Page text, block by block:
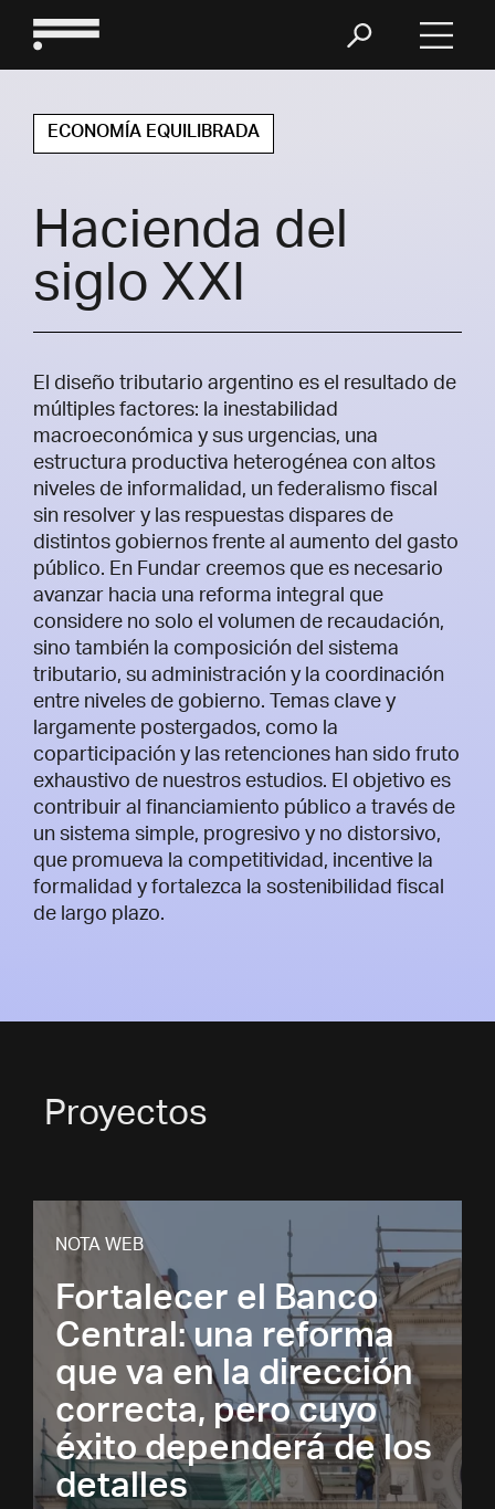
ECONOMÍA EQUILIBRADA
Hacienda del
siglo XXI
El diseño tributario argentino es el resultado de
múltiples factores: la inestabilidad
macroeconómica y sus urgencias, una
estructura productiva heterogénea con altos
niveles de informalidad, un federalismo fiscal
sin resolver y las respuestas dispares de
distintos gobiernos frente al aumento del gasto
público. En Fundar creemos que es necesario
avanzar hacia una reforma integral que
considere no solo el volumen de recaudación,
sino también la composición del sistema
tributario, su administración y la coordinación
entre niveles de gobierno. Temas clave y
largamente postergados, como la
coparticipación y las retenciones han sido fruto
exhaustivo de nuestros estudios. El objetivo es
contribuir al financiamiento público a través de
un sistema simple, progresivo y no distorsivo,
que promueva la competitividad, incentive la
formalidad y fortalezca la sostenibilidad fiscal
de largo plazo.
Proyectos
NOTA WEB
Fortalecer el Banco
Central: una reforma
que va en la dirección
correcta, pero cuyo
éxito dependerá de los
detalles